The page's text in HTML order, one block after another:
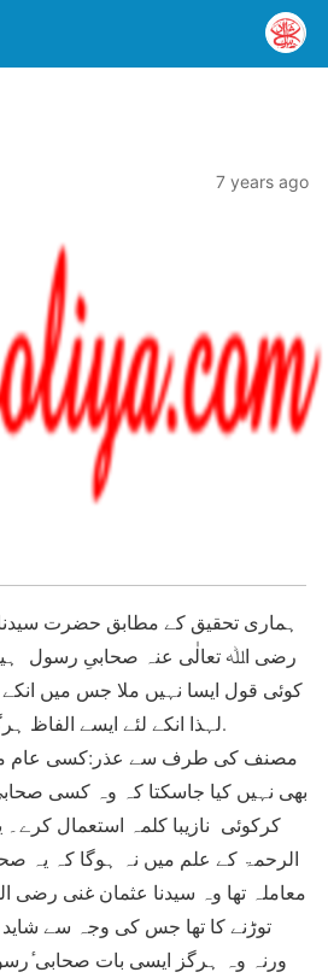
7 years ago
رضی اﷲ تعالٰی عنہ صحابیِ رسول
کوئی قول ایسا نہیں ملا جس میں
لہذا انکے لئے ایسے الفاظ ہرگز استعمال نہ کئے جائیں.
مصنف کی طرف سے عذر:کسی عام
بھی نہیں کیا جاسکتا کہ وہ کسی
کرکوئی نازیبا کلمہ استعمال
الرحمۃ کے علم میں نہ ہوگا کہ یہ
معاملہ تھا وہ سیدنا عثمان غنی رضی
توڑنے کا تھا جس کی وجہ سے
ورنہ وہ ہرگز ایسی بات صحابی ٔرسول